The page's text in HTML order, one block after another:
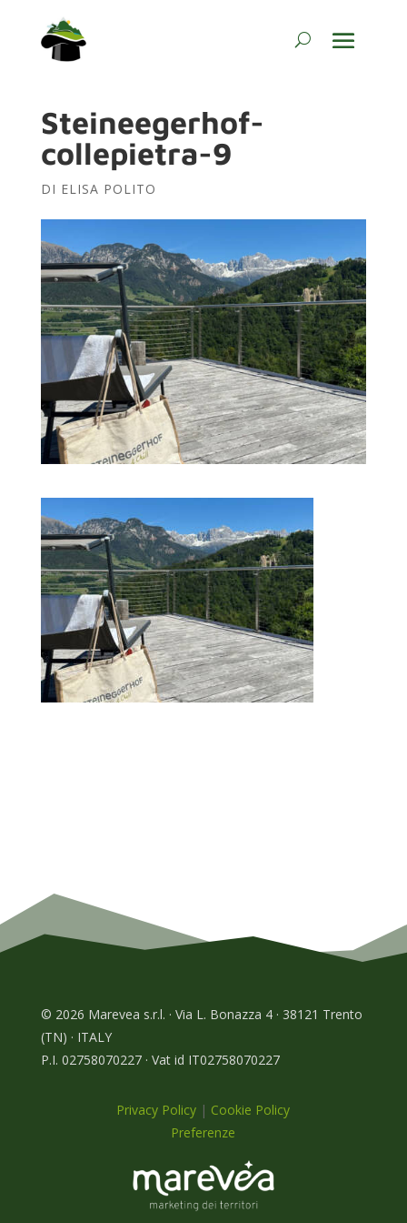
Steineegerhof-
collepietra-9
DI ELISA POLITO
© 2026 Marevea s.r.l. · Via L. Bonazza 4 · 38121 Trento
(TN) · ITALY
P.I. 02758070227 · Vat id IT02758070227
Privacy Policy | Cookie Policy
Preferenze